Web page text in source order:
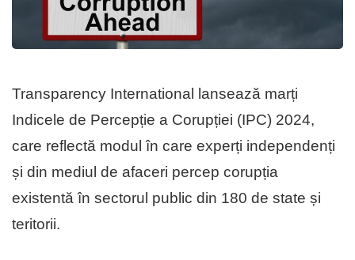
Transparency International lansează marți
Indicele de Percepție a Corupției (IPC) 2024,
care reflectă modul în care experți independenți
și din mediul de afaceri percep corupția
existentă în sectorul public din 180 de state și
teritorii.